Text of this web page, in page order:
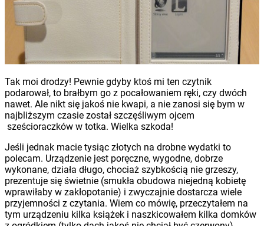
Tak moi drodzy! Pewnie gdyby ktoś mi ten czytnik
podarował, to brałbym go z pocałowaniem ręki, czy dwóch
nawet. Ale nikt się jakoś nie kwapi, a nie zanosi się bym w
najbliższym czasie został szczęśliwym ojcem
sześcioraczków w totka. Wielka szkoda!
Jeśli jednak macie tysiąc złotych na drobne wydatki to
polecam. Urządzenie jest poręczne, wygodne, dobrze
wykonane, działa długo, chociaż szybkością nie grzeszy,
prezentuje się świetnie (smukła obudowa niejedną kobietę
wprawiłaby w zakłopotanie) i zwyczajnie dostarcza wiele
przyjemności z czytania. Wiem co mówię, przeczytałem na
tym urządzeniu kilka książek i naszkicowałem kilka domków